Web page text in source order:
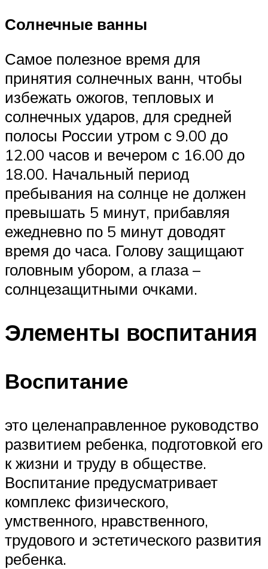
Солнечные ванны
Самое полезное время для
принятия солнечных ванн, чтобы
избежать ожогов, тепловых и
солнечных ударов, для средней
полосы России утром с 9.00 до
12.00 часов и вечером с 16.00 до
18.00. Начальный период
пребывания на солнце не должен
превышать 5 минут, прибавляя
ежедневно по 5 минут доводят
время до часа. Голову защищают
головным убором, а глаза –
солнцезащитными очками.
Элементы воспитания
Воспитание
это целенаправленное руководство
развитием ребенка, подготовкой его
к жизни и труду в обществе.
Воспитание предусматривает
комплекс физического,
умственного, нравственного,
трудового и эстетического развития
ребенка.